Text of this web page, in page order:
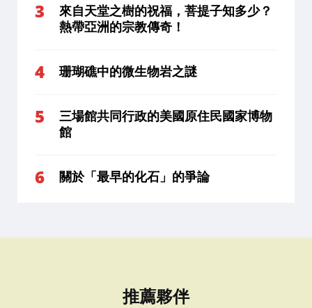
來自天堂之樹的祝福，菩提子知多少？
熱帶亞洲的宗教傳奇！
珊瑚礁中的微生物岩之謎
三場館共同行政的美國原住民國家博物
館
關於「最早的化石」的爭論
推薦夥伴